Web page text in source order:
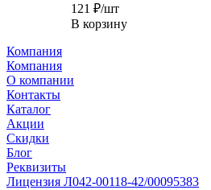
121 ₽/шт
В корзину
Компания
Компания
О компании
Контакты
Каталог
Акции
Скидки
Блог
Реквизиты
Лицензия Л042-00118-42/00095383